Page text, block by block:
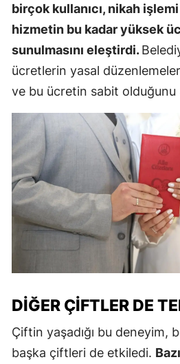
birçok kullanıcı, nikah
hizmetin bu kadar yüksek
sunulmasını eleştirdi.
ücretlerin yasal
ve bu ücretin sabit olduğunu
DIĞER ÇIFTLER DE
Çiftin yaşadığı bu deneyim,
başka çiftleri de etkiledi.